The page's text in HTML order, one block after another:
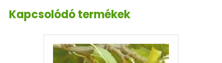
Kapcsolódó termékek